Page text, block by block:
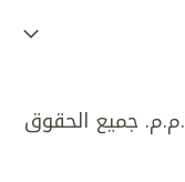
ذ.م.م. جميع الحقوق